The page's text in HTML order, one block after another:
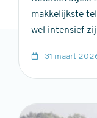
makkelijkste
wel intensief
31 maart